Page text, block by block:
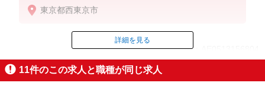
5-8時 1800円
19-22時 1700円
22-5時 2250円（深夜手当含む）
土日／30円
※給与幅は時間帯による
東京都西東京市
ID：AE0513156804
掲載期間終了
詳細を見る
11件のこの求人と職種が同じ求人